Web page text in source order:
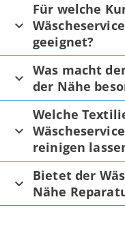
Für welche
geeignet?
Was macht
der Nähe
Welche
reinigen
Bietet der
Nähe